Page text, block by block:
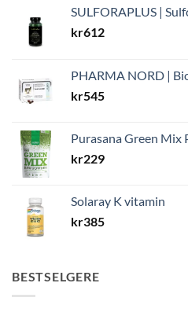
SULFORAPLUS |
kr612
PHARMA NORD |
kr545
Purasana Green Mix
kr229
Solaray K vitamin
kr385
BESTSELGERE